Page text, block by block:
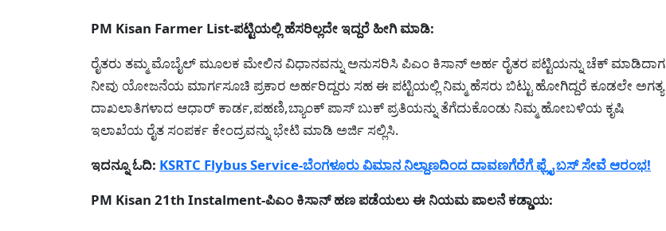
PM Kisan Farmer List-ಪಟ್ಟಿಯಲ್ಲಿ ಹೆಸರಿಲ್ಲದೇ ಇದ್ದರೆ ಹೀಗಿ ಮಾಡಿ:
ರೈತರು ತಮ್ಮ ಮೊಬೈಲ್ ಮೂಲಕ ಮೇಲಿನ ವಿಧಾನವನ್ನು ಅನುಸರಿಸಿ ಪಿಎಂ ಕಿಸಾನ್ ಅರ್ಹ ರೈತರ ಪಟ್ಟಿಯನ್ನು ಚೆಕ್ ಮಾಡಿದಾಗ
ನೀವು ಯೋಜನೆಯ ಮಾರ್ಗಸೂಚಿ ಪ್ರಕಾರ ಅರ್ಹರಿದ್ದರು ಸಹ ಈ ಪಟ್ಟಿಯಲ್ಲಿ ನಿಮ್ಮ ಹೆಸರು ಬಿಟ್ಟು ಹೋಗಿದ್ದರೆ ಕೂಡಲೇ ಅಗತ್ಯ
ದಾಖಲಾತಿಗಳಾದ ಆಧಾರ್ ಕಾರ್ಡ,ಪಹಣಿ,ಬ್ಯಾಂಕ್ ಪಾಸ್ ಬುಕ್ ಪ್ರತಿಯನ್ನು ತೆಗೆದುಕೊಂಡು ನಿಮ್ಮ ಹೋಬಳಿಯ ಕೃಷಿ
ಇಲಾಖೆಯ ರೈತ ಸಂಪರ್ಕ ಕೇಂದ್ರವನ್ನು ಭೇಟಿ ಮಾಡಿ ಅರ್ಜಿ ಸಲ್ಲಿಸಿ.
ಇದನ್ನೂ ಓದಿ: KSRTC Flybus Service-ಬೆಂಗಳೂರು ವಿಮಾನ ನಿಲ್ದಾಣದಿಂದ ದಾವಣಗೆರೆಗೆ ಫ್ಲೈ ಬಸ್ ಸೇವೆ ಆರಂಭ!
PM Kisan 21th Instalment-ಪಿಎಂ ಕಿಸಾನ್ ಹಣ ಪಡೆಯಲು ಈ ನಿಯಮ ಪಾಲನೆ ಕಡ್ಡಾಯ: